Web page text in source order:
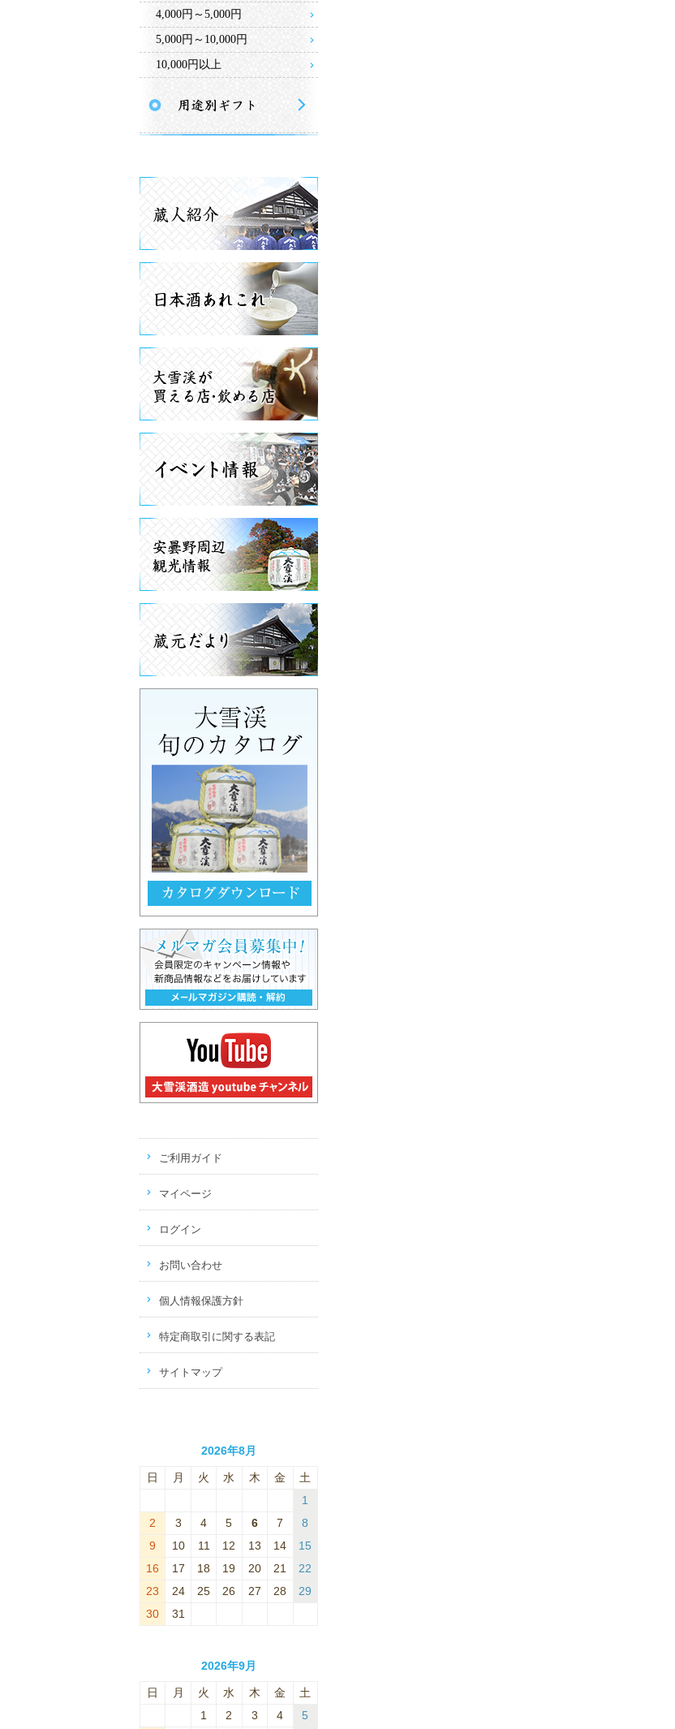
4,000円～5,000円
5,000円～10,000円
10,000円以上
ご利用ガイド
マイページ
ログイン
お問い合わせ
個人情報保護方針
特定商取引に関する表記
サイトマップ
2026年8月
日 月 火 水 木 金
土
1
2
3 4 5 6 7
8
9
10 11 12 13 14
15
16
17 18 19 20 21
22
23
24 25 26 27 28
29
30
31
2026年9月
日 月 火 水 木 金
土
1
2 3 4 5